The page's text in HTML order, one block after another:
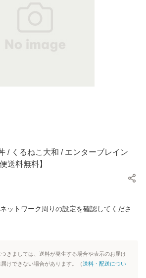
/ くるねこ大和 / エンターブレイン
送料無料】
ットワーク周りの設定を確認してくださ
きましては、送料が発生する場合や表示のお届け
けできない場合があります。（送料・配送につい